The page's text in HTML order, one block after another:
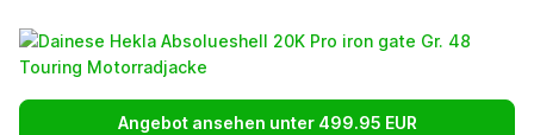
Angebot ansehen unter 499.95 EUR